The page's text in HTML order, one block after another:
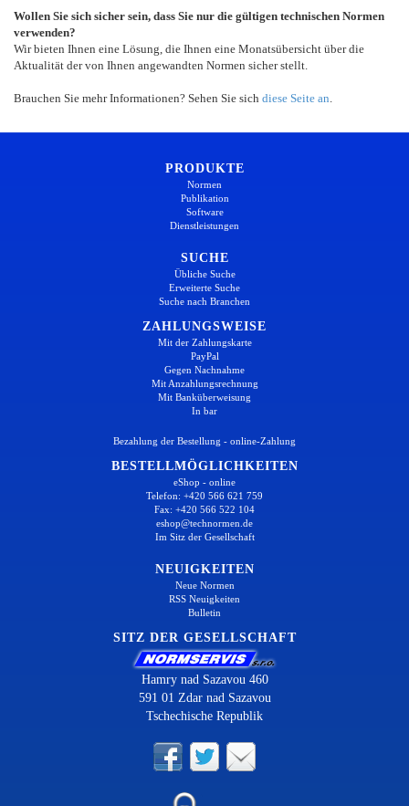
Wollen Sie sich sicher sein, dass Sie nur die gültigen technischen Normen
verwenden?
Wir bieten Ihnen eine Lösung, die Ihnen eine Monatsübersicht über die
Aktualität der von Ihnen angewandten Normen sicher stellt.
Brauchen Sie mehr Informationen? Sehen Sie sich diese Seite an
PRODUKTE
Normen
Publikation
Software
Dienstleistungen
SUCHE
Übliche Suche
Erweiterte Suche
Suche nach Branchen
ZAHLUNGSWEISE
Mit der Zahlungskarte
PayPal
Gegen Nachnahme
Mit Anzahlungsrechnung
Mit Banküberweisung
In bar
Bezahlung der Bestellung - online-Zahlung
BESTELLMÖGLICHKEITEN
eShop - online
Telefon: +420 566 621 759
Fax: +420 566 522 104
eshop@technormen.de
Im Sitz der Gesellschaft
NEUIGKEITEN
Neue Normen
RSS Neuigkeiten
Bulletin
SITZ DER GESELLSCHAFT
Hamry nad Sazavou 460
591 01 Zdar nad Sazavou
Tschechische Republik